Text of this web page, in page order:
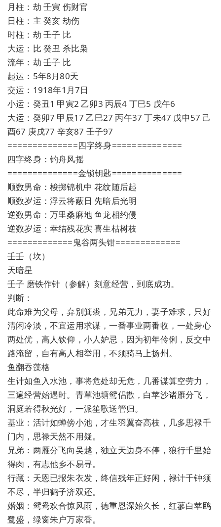
月柱：劫 壬寅 伤财官
日柱：主 癸亥 劫伤
时柱：劫 壬子 比
大运：比 癸丑 杀比枭
流年：劫 壬子 比
起运：5年8月80天
交运：1918年1月7日
小运：癸丑1 甲寅2 乙卯3 丙辰4 丁巳5 戊午6
大运：癸卯7 甲辰17 乙巳27 丙午37 丁未47 戊申57 己
酉67 庚戌77 辛亥87 壬子97
==============四字终身==============
四字终身：钓舟风摇
==============金锁钥匙==============
顺数男命：梭掷锦机中 花纹随后起
顺数岁运：浮云将蔽日 先暗后光明
逆数男命：万里桑麻地 鱼龙相约侵
逆数岁运：幸结残花实 喜生枯树枝
=============鬼谷两头钳=============
壬壬（坎）
天暗星
壬子 磨铁作针（参解）刻意经营，到底成功。
判断：
此命难为父母，弃别箕裘，兄弟无力，妻子难求，只好
清闲冷淡，不宜运用求谋，一番事业两番收，一处身心
两处优，高人钦仰，小人妒忌，因为初年伶俐，反交中
路淹留，自有高人相举用，不须骑马上扬州。
鱼翻吞藻格
生计如鱼入水池，事将危处却无危，几番谋算空劳力，
三遍经营始遇时。青草池塘鸳侣散，白苹沙诸雁分飞，
洞庭若得秋光好，一派笙歌送管归。
基业：活计如蝉傍小池，才生羽翼奋高枝，几多思禄千
门内，思禄天然不用疑。
兄弟：两雁分飞向吴越，独立天边身不停，狼行千里始
得肉，有志他乡不易寻。
行藏：天恩已报朱衣发，终信残年正好闲，禄计千钟须
不尽，半归鹤子济双还。
婚姻：鸳鸯欢合惊风雨，德重恩深始久长，红蓼白苹鸥
鹭盛，绿窗朱户万家香。